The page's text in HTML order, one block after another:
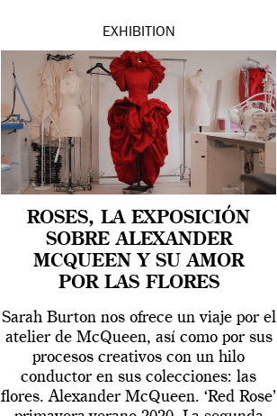
EXHIBITION
ROSES, LA EXPOSICIÓN
SOBRE ALEXANDER
MCQUEEN Y SU AMOR
POR LAS FLORES
Sarah Burton nos ofrece un viaje por el
atelier de McQueen, así como por sus
procesos creativos con un hilo
conductor en sus colecciones: las
flores. Alexander McQueen. ‘Red Rose’